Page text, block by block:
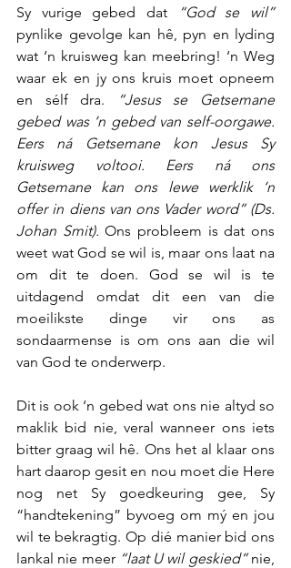
Sy vurige gebed dat
“God se wil”
pynlike gevolge kan hê, pyn en lyding
wat ‘n kruisweg kan meebring! ‘n Weg
waar ek en jy ons kruis moet opneem
en sélf dra.
“Jesus se Getsemane
gebed was ‘n gebed van self-oorgawe.
Eers ná Getsemane kon Jesus Sy
kruisweg voltooi. Eers ná ons
Getsemane kan ons lewe werklik ‘n
offer in diens van ons Vader word” (Ds.
Johan Smit). Ons probleem is dat ons
weet wat God se wil is, maar ons laat na
om dit te doen. God se wil is te
uitdagend omdat dit een van die
moeilikste dinge vir ons as
sondaarmense is om ons aan die wil
van God te onderwerp.
Dit is ook ‘n gebed wat ons nie altyd so
maklik bid nie, veral wanneer ons iets
bitter graag wil hê. Ons het al klaar ons
hart daarop gesit en nou moet die Here
nog net Sy goedkeuring gee, Sy
“handtekening” byvoeg om mý en jou
wil te bekragtig. Op dié manier bid ons
lankal nie meer “laat U wil geskied” nie,